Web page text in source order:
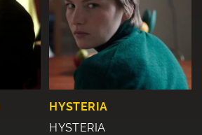
HYSTERIA
HYSTERIA